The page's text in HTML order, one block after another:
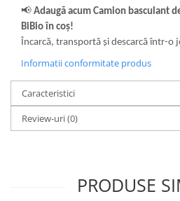
📢 Adaugă acum Camion basculant
BiBio în coș!
Încarcă, transportă și descarcă într-o
Informatii conformitate produs
Caracteristici
Review-uri(0)
PRODUSE